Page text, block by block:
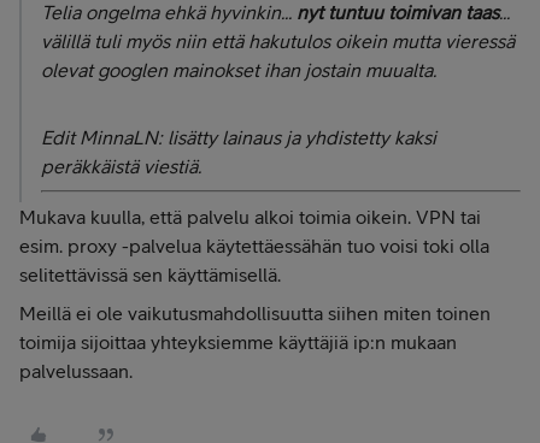
Telia ongelma ehkä hyvinkin... nyt tuntuu toimivan taas...
välillä tuli myös niin että hakutulos oikein mutta vieressä
olevat googlen mainokset ihan jostain muualta.
Edit MinnaLN: lisätty lainaus ja yhdistetty kaksi
peräkkäistä viestiä.
Mukava kuulla, että palvelu alkoi toimia oikein. VPN tai
esim. proxy -palvelua käytettäessähän tuo voisi toki olla
selitettävissä sen käyttämisellä.
Meillä ei ole vaikutusmahdollisuutta siihen miten toinen
toimija sijoittaa yhteyksiemme käyttäjiä ip:n mukaan
palvelussaan.